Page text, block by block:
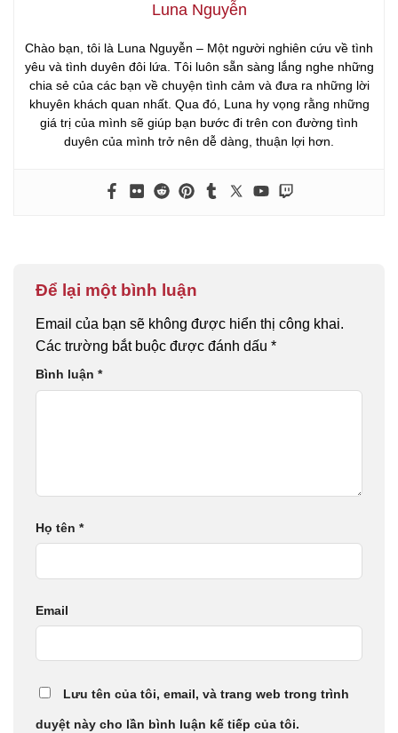
Luna Nguyễn
Chào bạn, tôi là Luna Nguyễn – Một người nghiên cứu về tình
yêu và tình duyên đôi lứa. Tôi luôn sẵn sàng lắng nghe những
chia sẻ của các bạn về chuyện tình cảm và đưa ra những lời
khuyên khách quan nhất. Qua đó, Luna hy vọng rằng những
giá trị của mình sẽ giúp bạn bước đi trên con đường tình
duyên của mình trở nên dễ dàng, thuận lợi hơn.
Để lại một bình luận
Email của bạn sẽ không được hiển thị công khai.
Các trường bắt buộc được đánh dấu *
Bình luận *
Họ tên *
Email
Lưu tên của tôi, email, và trang web trong trình
duyệt này cho lần bình luận kế tiếp của tôi.